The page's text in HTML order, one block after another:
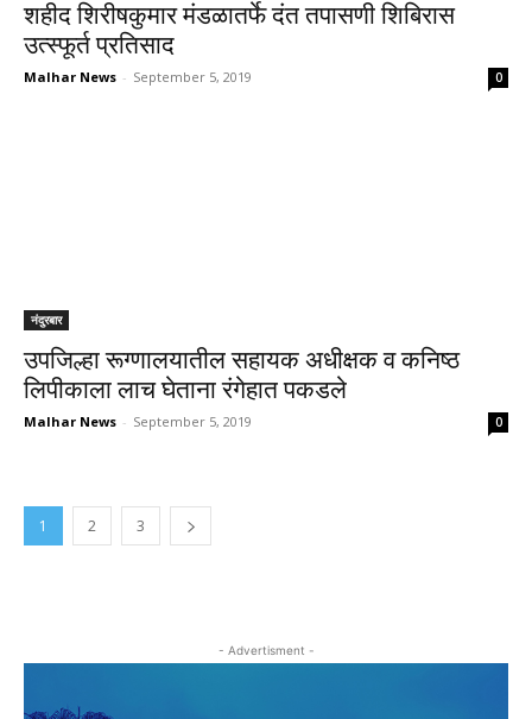
शहीद शिरीषकुमार मंडळातर्फे दंत तपासणी शिबिरास
उत्स्फूर्त प्रतिसाद
Malhar News - September 5, 2019 0
नंदुरबार
उपजिल्हा रूग्णालयातील सहायक अधीक्षक व कनिष्ठ
लिपीकाला लाच घेताना रंगेहात पकडले
Malhar News - September 5, 2019 0
1 2 3
- Advertisment -